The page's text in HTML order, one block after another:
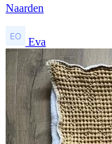
Naarden
Eva